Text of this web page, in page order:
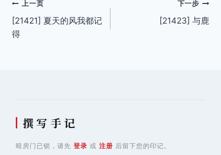
文
章
上一页
[21421] 夏天的风我都记
得
下一步
[21423] 与鹿
撰 写 手 记
暗房门已锁，请先 登录 或 注册 后留下您的印记。